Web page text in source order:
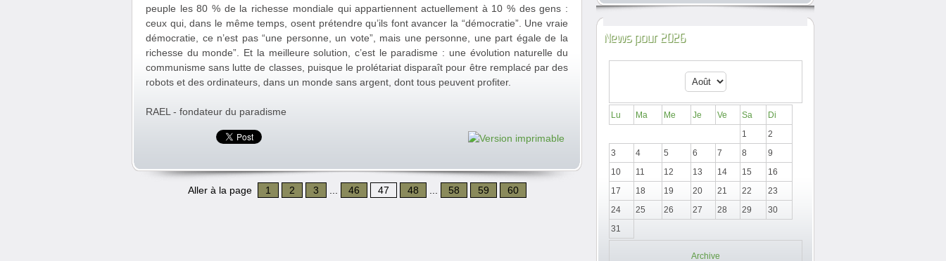
peuple les 80 % de la richesse mondiale qui appartiennent actuellement à 10 % des gens :
ceux qui, dans le même temps, osent prétendre qu’ils font avancer la “démocratie”. Une vraie
démocratie, ce n’est pas “une personne, un vote”, mais une personne, une part égale de la
richesse du monde”. Et la meilleure solution, c’est le paradisme : une évolution naturelle du
communisme sans lutte de classes, puisque le prolétariat disparaît pour être remplacé par des
robots et des ordinateurs, dans un monde sans argent, dont tous peuvent profiter.
RAEL - fondateur du paradisme
Aller à la page 1 2 3 46 47 48 58 59 60
News pour 2026
Lu Ma Me Je Ve Sa
Di
1
2
3
4 5 6 7 8
9
10
11 12 13 14 15
16
17
18 19 20 21 22
23
24
25 26 27 28 29
30
31
Archive